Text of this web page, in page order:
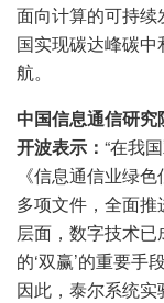
面向计算的可持续
国实现碳达峰碳
航。
中国信息通信研
开波表示： “在我
《信息通信业绿
多项文件，全面
层面，数字技术
的‘双赢’的重要手
因此，泰尔系统